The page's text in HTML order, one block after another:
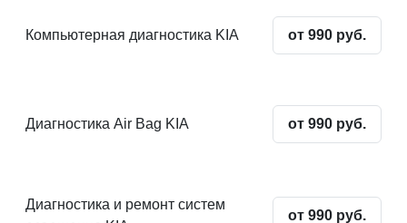
Компьютерная диагностика KIA от 990 руб.
Диагностика Air Bag KIA от 990 руб.
Диагностика и ремонт систем
от 990 руб.